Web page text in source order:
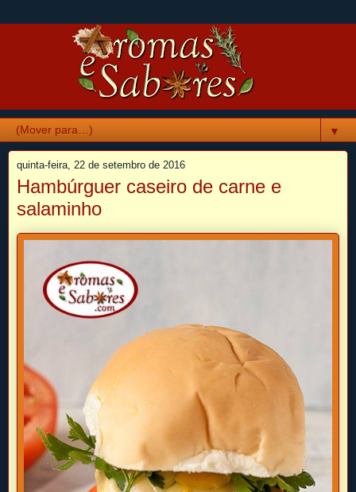
▼
quinta-feira, 22 de setembro de 2016
Hambúrguer caseiro de carne e
salaminho